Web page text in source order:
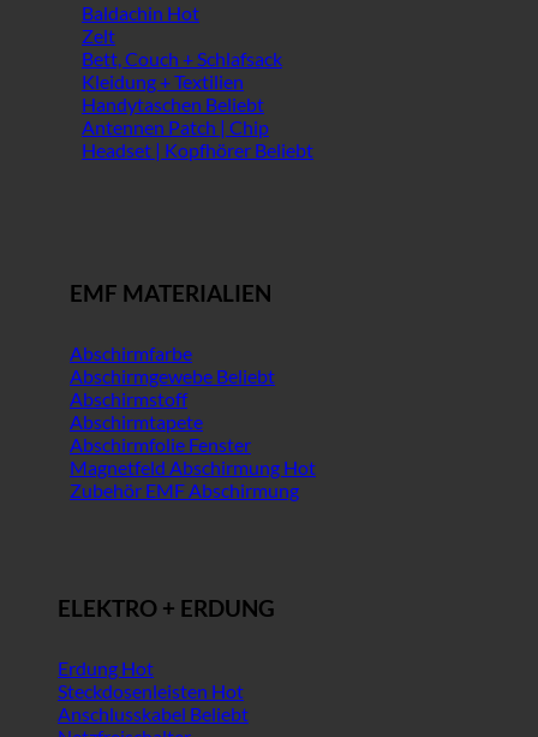
Baldachin
Zelt
Bett, Couch + Schlafsack
Kleidung + Textilien
Handytaschen
Antennen Patch | Chip
Headset | Kopfhörer
EMF MATERIALIEN
Abschirmfarbe
Abschirmgewebe
Abschirmstoff
Abschirmtapete
Abschirmfolie Fenster
Magnetfeld Abschirmung
Zubehör EMF Abschirmung
ELEKTRO + ERDUNG
Erdung
Steckdosenleisten
Anschlusskabel